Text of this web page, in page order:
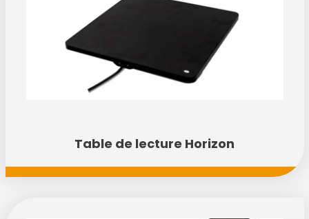
Table de lecture Horizon